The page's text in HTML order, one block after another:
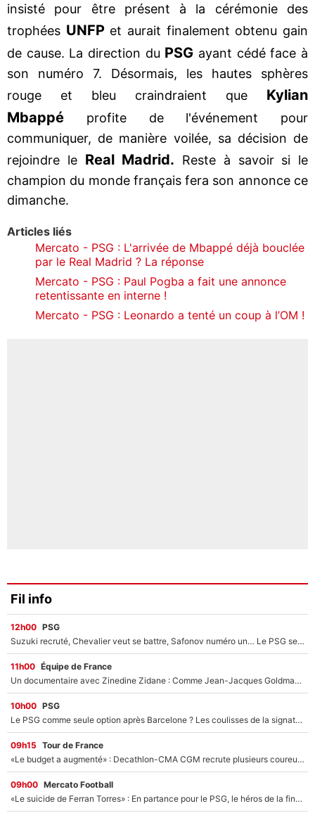
insisté pour être présent à la cérémonie des
trophées UNFPet aurait finalement obtenu gain
de cause. La direction du PSG ayant cédé face à
son numéro 7. Désormais, les hautes sphères
rouge et bleu craindraient que Kylian
Mbappé profite de l'événement pour
communiquer, de manière voilée, sa décision de
rejoindre le Real Madrid. Reste à savoir si le
champion du monde français fera son annonce ce
dimanche.
Articles liés
Mercato - PSG : L'arrivée de Mbappé déjà bouclée
par le Real Madrid ? La réponse
Mercato - PSG : Paul Pogba a fait une annonce
retentissante en interne !
Mercato - PSG : Leonardo a tenté un coup à l’OM !
Fil info
12h00 PSG
Suzuki recruté, Chevalier veut se battre, Safonov numéro un… Le PSG se lance encore dans un gros chantier pour le poste de gardien de but
11h00 Équipe de France
Un documentaire avec Zinedine Zidane : Comme Jean-Jacques Goldman et Mylène Farmer, le nouveau sélectionneur de l'équipe de France a recalé une journaliste très connue
10h00 PSG
Le PSG comme seule option après Barcelone ? Les coulisses de la signature historique de Lionel Messi sont révélées au grand jour !
09h15 Tour de France
«Le budget a augmenté» : Decathlon-CMA CGM recrute plusieurs coureurs pour offrir à Paul Seixas une équipe pour gagner le Tour de France 2027
09h00 Mercato Football
«Le suicide de Ferran Torres» : En partance pour le PSG, le héros de la finale de la Coupe du monde s'attire les foudres de la presse espagnole !